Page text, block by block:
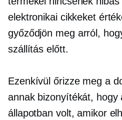
elektronikai cikkeket
győződjön meg arról,
szállítás előtt.
Ezenkívül őrizze meg a
annak bizonyítékát, hogy
állapotban volt, amikor